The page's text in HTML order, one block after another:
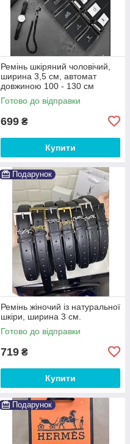
Ремінь шкіряний чоловічий,
ширина 3,5 см, автомат
довжиною 100 - 130 см
Готово до відправки
699 ₴
Купити
Подарунок
Ремінь жіночий із натуральної
шкіри, ширина 3 см.
Готово до відправки
719 ₴
Купити
Подарунок